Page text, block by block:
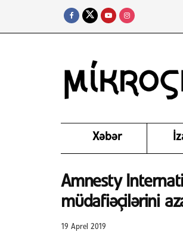
Xəbər
Amnesty
müdafiəçilərini
19 Aprel 2019